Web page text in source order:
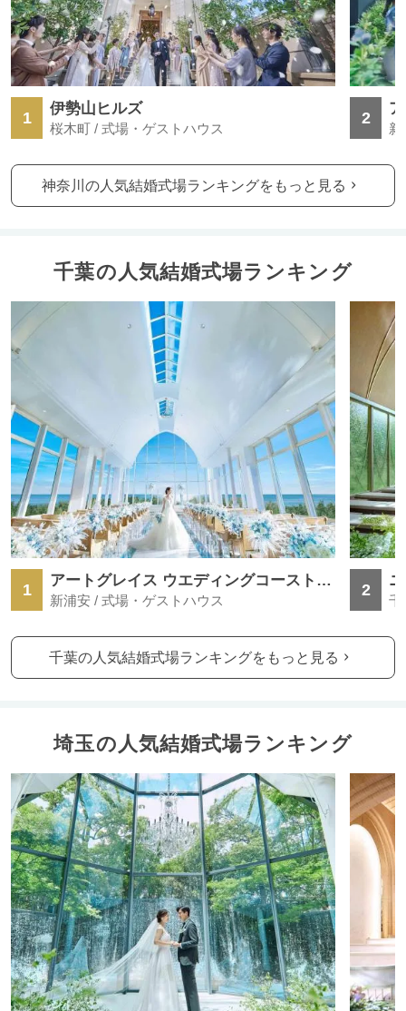
1 伊勢山ヒルズ
桜木町 / 式場・ゲストハウス
2
新
神奈川の人気結婚式場ランキングをもっと見る
千葉の人気結婚式場ランキング
1 アートグレイス ウエディングコースト 東京ベイ
新浦安 / 式場・ゲストハウス
2
千
千葉の人気結婚式場ランキングをもっと見る
埼玉の人気結婚式場ランキング